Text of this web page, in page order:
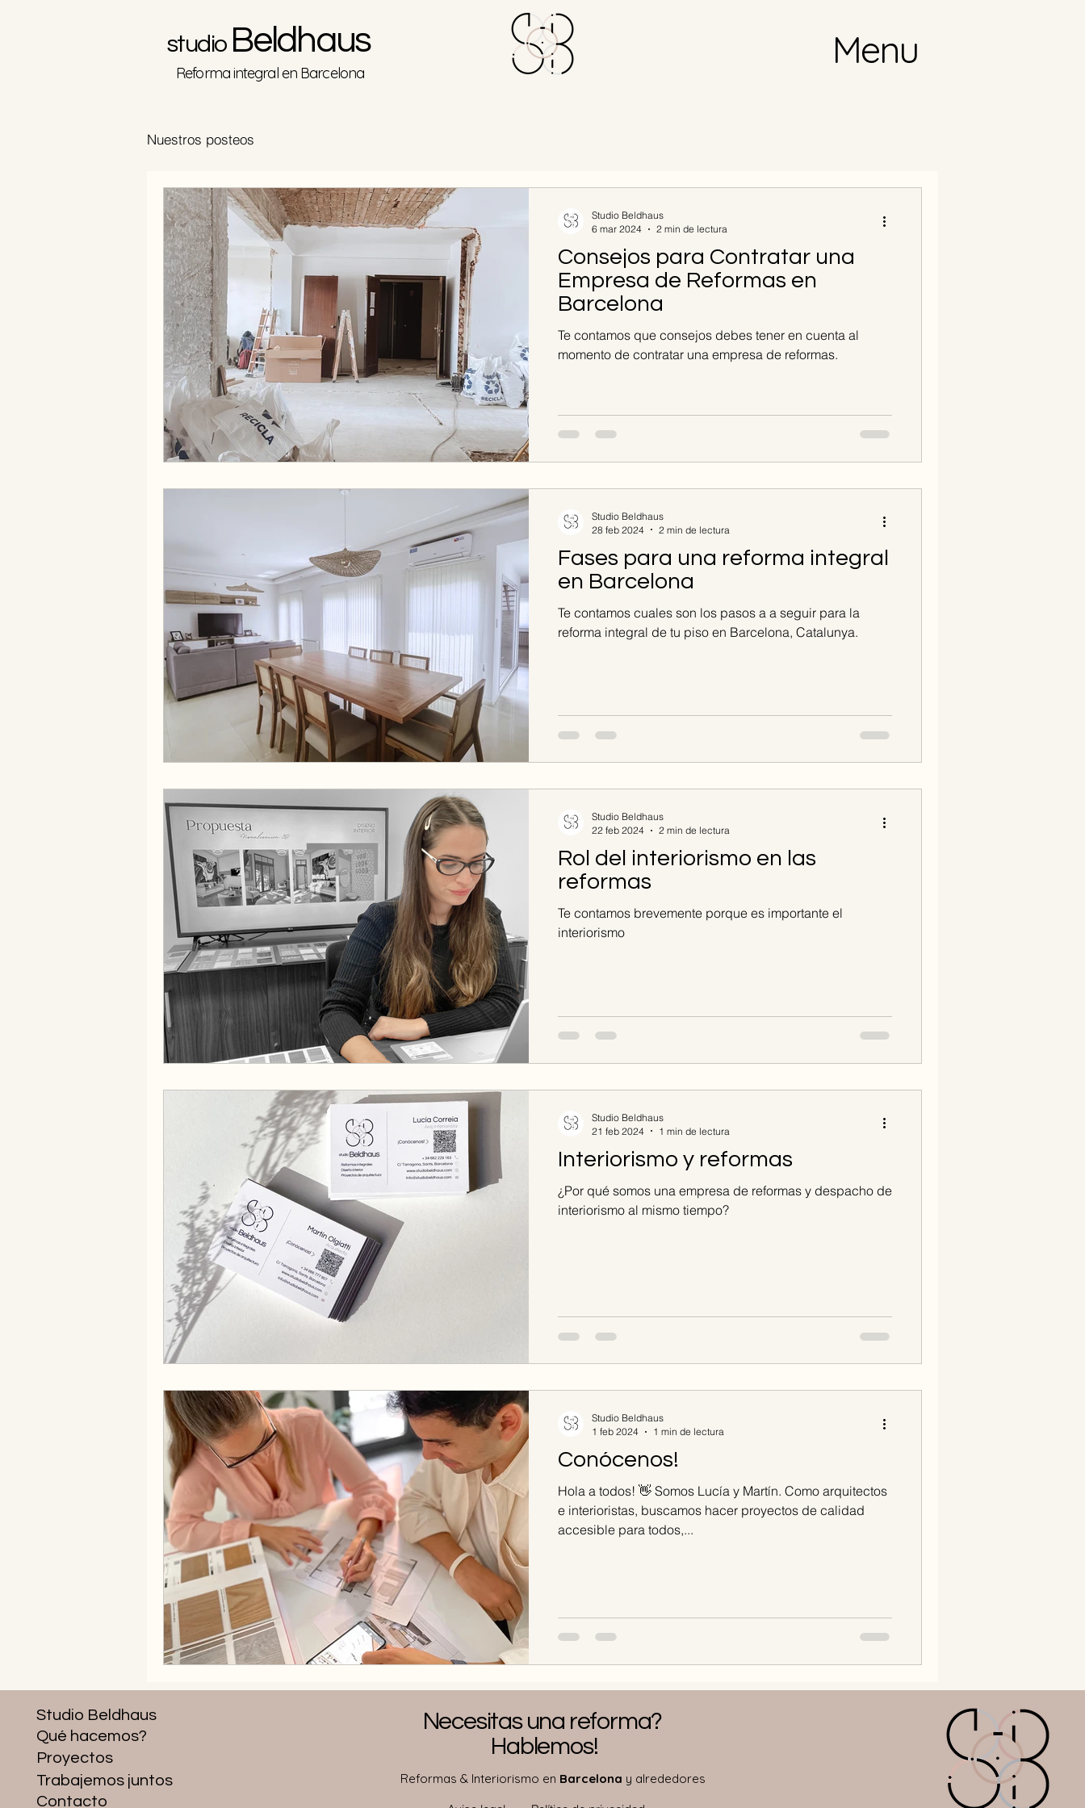
studio Beldhaus
Reforma integral en Barcelona
Menu
Nuestros posteos
Consejos para Contratar una
Empresa de Reformas en
Barcelona
Te contamos que consejos debes tener en cuenta al
momento de contratar una empresa de reformas.
Studio Beldhaus
6 mar 2024
2 min de lectura
Fases para una reforma integral
en Barcelona
Te contamos cuales son los pasos a a seguir para la
reforma integral de tu piso en Barcelona, Catalunya.
Studio Beldhaus
28 feb 2024
2 min de lectura
Rol del interiorismo en las
reformas
Te contamos brevemente porque es importante el
interiorismo
Studio Beldhaus
22 feb 2024
2 min de lectura
Interiorismo y reformas
¿Por qué somos una empresa de reformas y despacho de
interiorismo al mismo tiempo?
Studio Beldhaus
21 feb 2024
1 min de lectura
Conócenos!
Hola a todos! 👋 Somos Lucía y Martín. Como arquitectos
e interioristas, buscamos hacer proyectos de calidad
accesible para todos,...
Studio Beldhaus
1 feb 2024
1 min de lectura
Studio Beldhaus
Qué hacemos?
Proyectos
Trabajemos juntos
Contacto
Necesitas una reforma?
Hablemos!
Reformas & Interiorismo en Barcelona y alrededores